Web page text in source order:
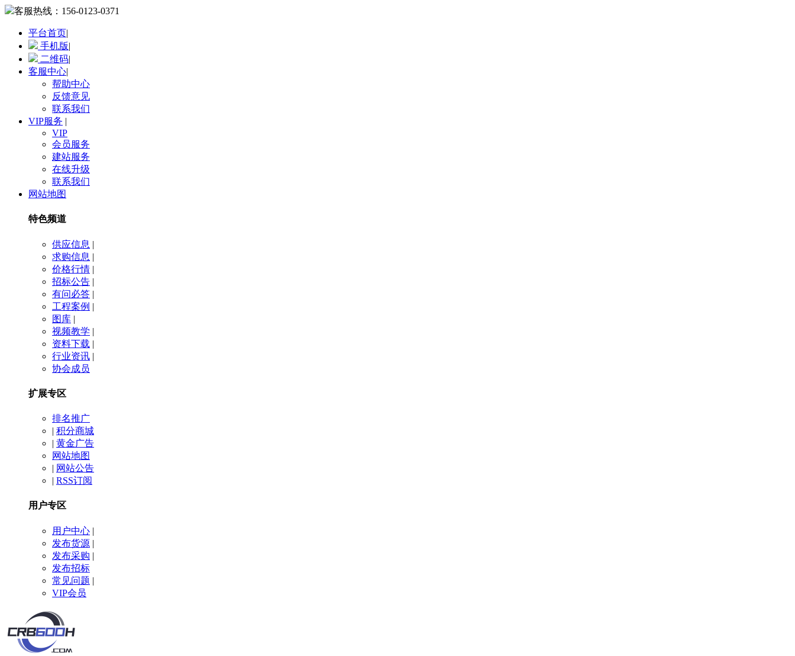
客服热线： 156-0123-0371
平台首页|
手机版|
二维码|
客服中心|
帮助中心
反馈意见
联系我们
VIP服务 |
VIP
会员服务
建站服务
在线升级
联系我们
网站地图
特色频道
供应信息 |
求购信息 |
价格行情 |
招标公告 |
有问必答 |
工程案例 |
图库 |
视频教学 |
资料下载 |
行业资讯 |
协会成员
扩展专区
排名推广
| 积分商城
| 黄金广告
网站地图
| 网站公告
| RSS订阅
用户专区
用户中心 |
发布货源 |
发布采购 |
发布招标
常见问题 |
VIP会员